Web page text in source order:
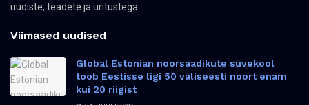
uudiste, teadete ja üritustega.
Viimased uudised
Global Estonian noorsaadikute suvekool
toob Eestisse ligi 50 väliseesti noort enam
kui 20 riigist